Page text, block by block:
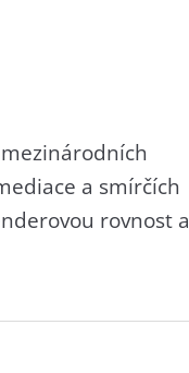
a smírčích
rovnost a